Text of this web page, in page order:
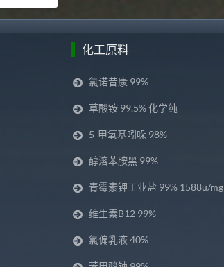
化工原料
氯诺昔康 99%
草酸铵 99.5% 化学纯
5-甲氧基吲哚 98%
醇溶苯胺黑 99%
青霉素钾工业盐 99% 1588u/mg
维生素B12 99%
氯偏乳液 40%